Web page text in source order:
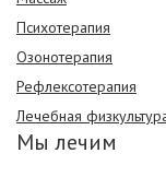
Психотерапия
Озонотерапия
Рефлексотерапия
Лечебная
Мы лечим